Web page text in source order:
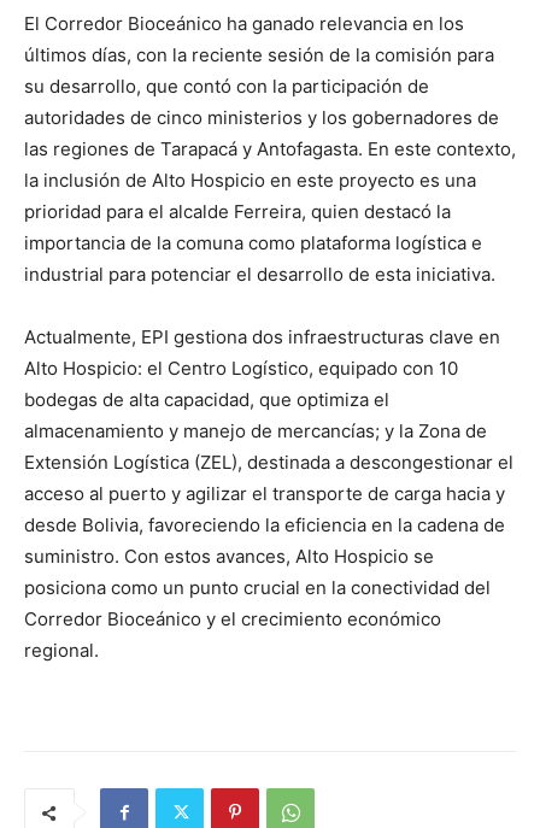
El Corredor Bioceánico ha ganado relevancia en los
últimos días, con la reciente sesión de la comisión para
su desarrollo, que contó con la participación de
autoridades de cinco ministerios y los gobernadores de
las regiones de Tarapacá y Antofagasta. En este contexto,
la inclusión de Alto Hospicio en este proyecto es una
prioridad para el alcalde Ferreira, quien destacó la
importancia de la comuna como plataforma logística e
industrial para potenciar el desarrollo de esta iniciativa.
Actualmente, EPI gestiona dos infraestructuras clave en
Alto Hospicio: el Centro Logístico, equipado con 10
bodegas de alta capacidad, que optimiza el
almacenamiento y manejo de mercancías; y la Zona de
Extensión Logística (ZEL), destinada a descongestionar el
acceso al puerto y agilizar el transporte de carga hacia y
desde Bolivia, favoreciendo la eficiencia en la cadena de
suministro. Con estos avances, Alto Hospicio se
posiciona como un punto crucial en la conectividad del
Corredor Bioceánico y el crecimiento económico
regional.